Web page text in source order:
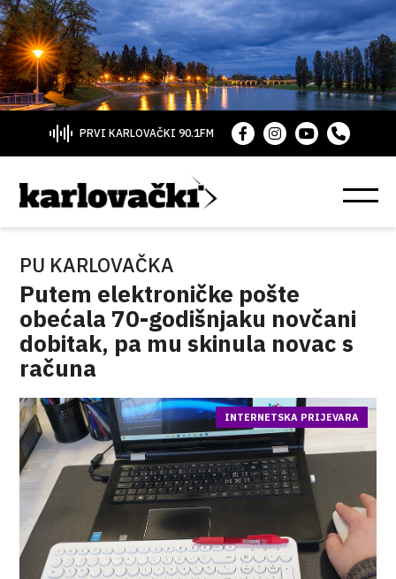
PRVI KARLOVAČKI 90.1FM
PU KARLOVAČKA
Putem elektroničke pošte
obećala 70-godišnjaku novčani
dobitak, pa mu skinula novac s
računa
INTERNETSKA PRIJEVARA